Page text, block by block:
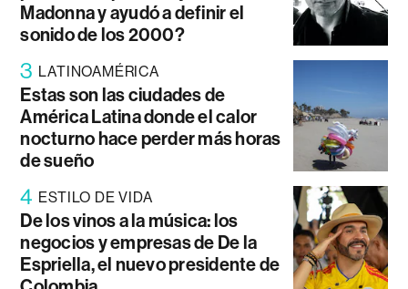
Madonna y ayudó a definir el
sonido de los 2000?
3 LATINOAMÉRICA
Estas son las ciudades de
América Latina donde el calor
nocturno hace perder más horas
de sueño
4 ESTILO DE VIDA
De los vinos a la música: los
negocios y empresas de De la
Espriella, el nuevo presidente de